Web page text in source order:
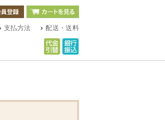
配送・送料
支払方法